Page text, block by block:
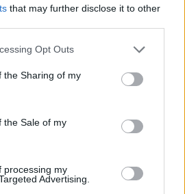
that may further disclose it to other
Opt Outs
the Sharing of my
the Sale of my
processing my
Advertising.